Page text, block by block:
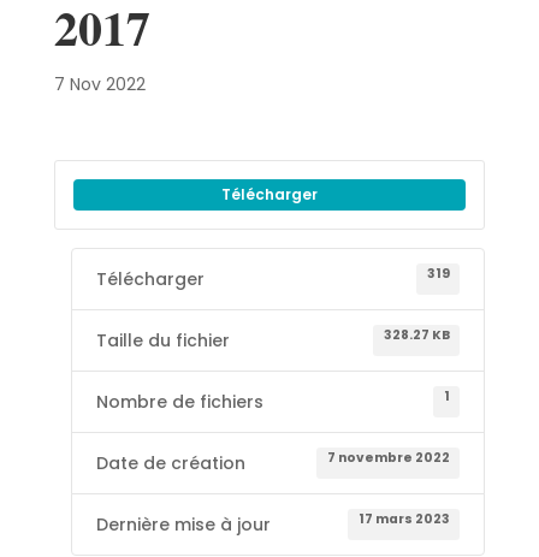
2017
7 Nov 2022
Télécharger
Télécharger 319
Taille du fichier 328.27 KB
Nombre de fichiers 1
Date de création 7 novembre 2022
Dernière mise à jour 17 mars 2023